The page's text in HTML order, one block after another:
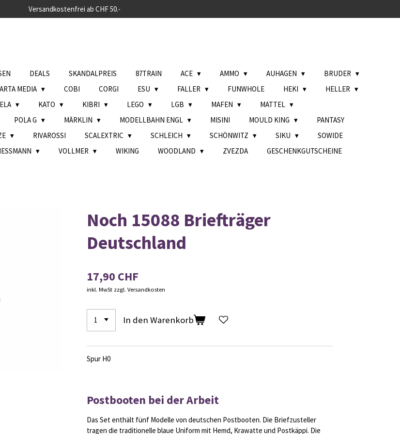
Versandkostenfrei ab CHF 50.-
DEALS SKANDALPREIS 87TRAIN ACE AMMO AUHAGEN
BRUDER
MEDIA COBI CORGI ESU FALLER FUNWHOLE HEKI
HELLER
KATO KIBRI LEGO LGB MAFEN
MATTEL
POLA G MÄRKLIN MODELLBAHN ENGL MISINI MOULD KING
PANTASY
RIVAROSSI SCALEXTRIC SCHLEICH SCHÖNWITZ SIKU
SOWIDE
VOLLMER WIKING WOODLAND ZVEZDA GESCHENKGUTSCHEINE
Noch 15088 Briefträger
Deutschland
17,90 CHF
inkl. MwSt zzgl. Versandkosten
In den Warenkorb
Spur H0
Postbooten bei der Arbeit
Das Set enthält fünf Modelle von deutschen Postbooten. Die Briefzusteller
tragen die traditionelle blaue Uniform mit Hemd, Krawatte und Postkäppi. Die